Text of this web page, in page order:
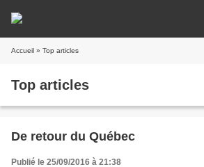
Accueil » Top articles
Top articles
De retour du Québec
Publié le 25/09/2016 à 21:38